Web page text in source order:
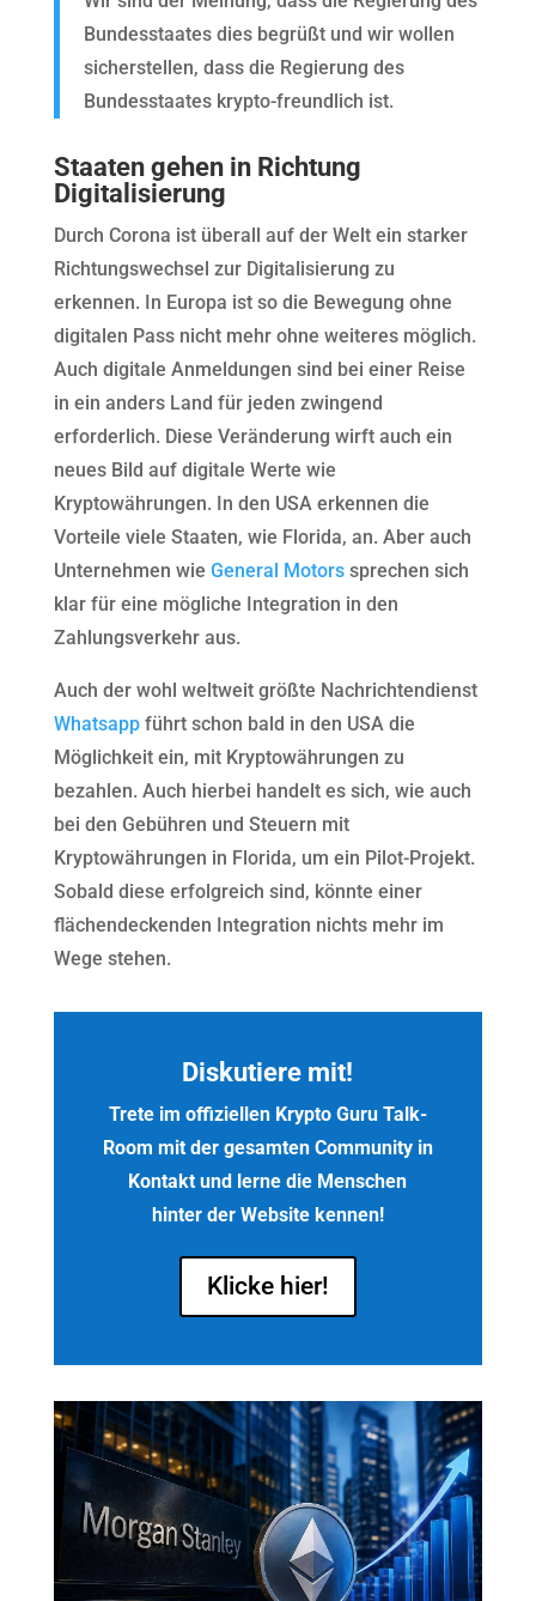
Bundesstaates dies begrüßt und wir wollen
sicherstellen, dass die Regierung des
Bundesstaates krypto-freundlich ist.
Staaten gehen in Richtung
Digitalisierung
Durch Corona ist überall auf der Welt ein starker
Richtungswechsel zur Digitalisierung zu
erkennen. In Europa ist so die Bewegung ohne
digitalen Pass nicht mehr ohne weiteres möglich.
Auch digitale Anmeldungen sind bei einer Reise
in ein anders Land für jeden zwingend
erforderlich. Diese Veränderung wirft auch ein
neues Bild auf digitale Werte wie
Kryptowährungen. In den USA erkennen die
Vorteile viele Staaten, wie Florida, an. Aber auch
Unternehmen wie General Motorssprechen sich
klar für eine mögliche Integration in den
Zahlungsverkehr aus.
Auch der wohl weltweit größte Nachrichtendienst
Whatsappführt schon bald in den USA die
Möglichkeit ein, mit Kryptowährungen zu
bezahlen. Auch hierbei handelt es sich, wie auch
bei den Gebühren und Steuern mit
Kryptowährungen in Florida, um ein Pilot-Projekt.
Sobald diese erfolgreich sind, könnte einer
flächendeckenden Integration nichts mehr im
Wege stehen.
Diskutiere mit!
Trete im offiziellen Krypto Guru Talk-
Room mit der gesamten Community in
Kontakt und lerne die Menschen
hinter der Website kennen!
Klicke hier!